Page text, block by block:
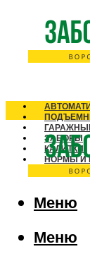
ЗАБОРЫ
КАЛИТКИ
НОРМЫ И
Меню
Меню